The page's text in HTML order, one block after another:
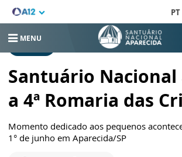
PT
MENU
Santuário Nacional
a 4ª Romaria das
Momento dedicado aos pequenos
1° de junho em Aparecida/SP